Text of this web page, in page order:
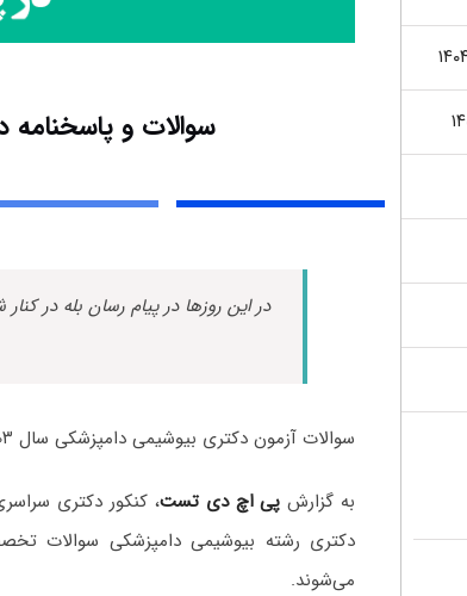
سوالات و پاسخنامه
در این روزها در پیام رسان بله در کنار
سوالات آزمون دکتری بیوشیمی دامپزشکی سال ۱۴۰۳ به همراه پاسخنامه کلیدی توسط سازمان سنجش منتشر شد.
به گزارشپی اچ دی تست
دکتری رشته بیوشیمی دامپزشکی سوالات
می‌شوند.